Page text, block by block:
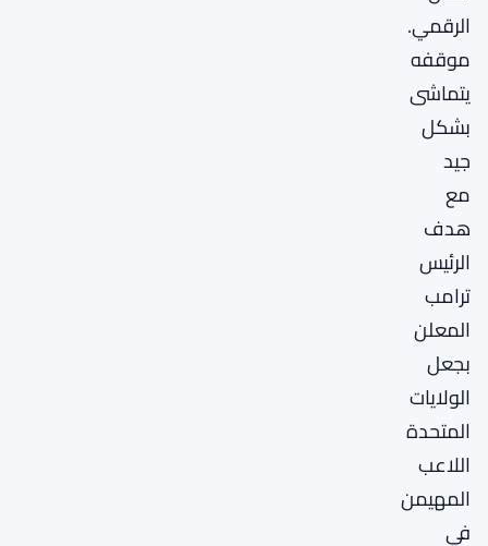
الرقمي.
موقفه
يتماشى
بشكل
جيد
مع
هدف
الرئيس
ترامب
المعلن
بجعل
الولايات
المتحدة
اللاعب
المهيمن
في